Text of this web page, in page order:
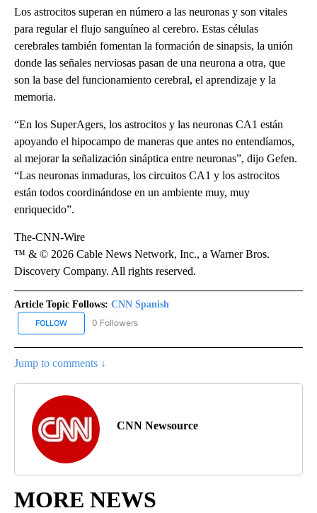
Los astrocitos superan en número a las neuronas y son vitales
para regular el flujo sanguíneo al cerebro. Estas células
cerebrales también fomentan la formación de sinapsis, la unión
donde las señales nerviosas pasan de una neurona a otra, que
son la base del funcionamiento cerebral, el aprendizaje y la
memoria.
“En los SuperAgers, los astrocitos y las neuronas CA1 están
apoyando el hipocampo de maneras que antes no entendíamos,
al mejorar la señalización sináptica entre neuronas”, dijo Gefen.
“Las neuronas inmaduras, los circuitos CA1 y los astrocitos
están todos coordinándose en un ambiente muy, muy
enriquecido”.
The-CNN-Wire
™ & © 2026 Cable News Network, Inc., a Warner Bros.
Discovery Company. All rights reserved.
Article Topic Follows: CNN Spanish
FOLLOW FOLLOW "CNN SPANISH" TO RECEIVE NOTIFICATIONS ABOUT
0 Followers
Jump to comments ↓
CNN Newsource
MORE NEWS